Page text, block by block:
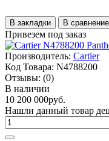
В закладки В сравнение
Привезем под заказ
Производитель: Cartier
Код Товара: N4788200
Отзывы: (0)
В наличии
10 200 000руб.
Нашли данный товар